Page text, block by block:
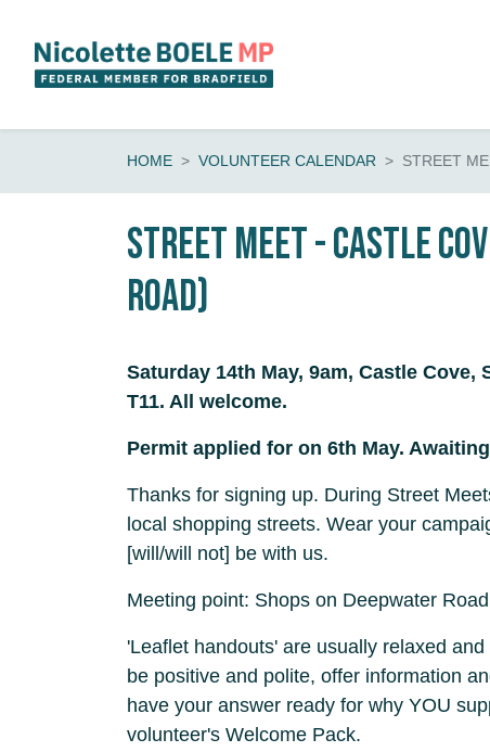
HOME VOLUNTEER CALENDAR STREET
Street Meet - Castle
Road)
Saturday 14th May, 9am, Castle Cove,
T11. All welcome.
Permit applied for on 6th May.
Thanks for signing up. During Street
local shopping streets. Wear your
[will/will not] be with us.
Meeting point: Shops on Deepwater
'Leaflet handouts' are usually relaxed
be positive and polite, offer information
have your answer ready for why YOU
volunteer's Welcome Pack.